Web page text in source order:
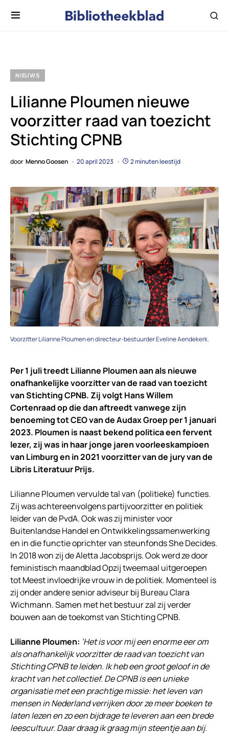
NIEUWS
Lilianne Ploumen nieuwe
voorzitter raad van toezicht
Stichting CPNB
door Menno Goosen 20 april 2023 2 minuten leestijd
Voorzitter Lilianne Ploumen en directeur-bestuurder Eveline Aendekerk.
Per 1 juli treedt Lilianne Ploumen aan als nieuwe
onafhankelijke voorzitter van de raad van toezicht
van Stichting CPNB. Zij volgt Hans Willem
Cortenraad op die dan aftreedt vanwege zijn
benoeming tot CEO van de Audax Groep per 1 januari
2023. Ploumen is naast bekend politica een fervent
lezer, zij was in haar jonge jaren voorleeskampioen
van Limburg en in 2021 voorzitter van de jury van de
Libris Literatuur Prijs.
Lilianne Ploumen vervulde tal van (politieke) functies.
Zij was achtereenvolgens partijvoorzitter en politiek
leider van de PvdA. Ook was zij minister voor
Buitenlandse Handel en Ontwikkelingssamenwerking
en in die functie oprichter van steunfonds She Decides.
In 2018 won zij de Aletta Jacobsprijs. Ook werd ze door
feministisch maandblad Opzij tweemaal uitgeroepen
tot Meest invloedrijke vrouw in de politiek. Momenteel is
zij onder andere senior ­adviseur bij Bureau Clara
Wichmann. Samen met het bestuur zal zij verder
bouwen aan de toekomst van Stichting CPNB.
Lilianne Ploumen: ‘Het is voor mij een enorme eer om
als onafhankelijk voorzitter de raad van toezicht van
Stichting CPNB te leiden. Ik heb een groot geloof in de
kracht van het collectief. De CPNB is een unieke
organisatie met een prachtige missie: het leven van
mensen in Nederland verrijken door ze meer boeken te
laten lezen en zo een bijdrage te leveren aan een brede
leescultuur. Daar draag ik graag mijn steentje aan bij.